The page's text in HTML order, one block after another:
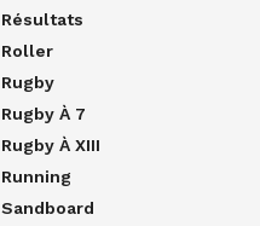
Résultats
Roller
Rugby
Rugby À 7
Rugby À XIII
Running
Sandboard